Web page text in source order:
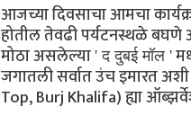
आजच्या दिवसाचा आमचा
होतील तेवढी पर्यटनस्थळे बघणे
मोठा असलेल्या ' द दुबई मॉल '
जगातली सर्वात उंच इमारत
Top, Burj Khalifa) ह्या